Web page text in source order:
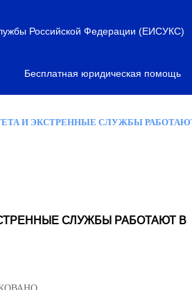
Российской Федерации (ЕИСУКС)
Бесплатная юридическая помощь
И ЭКСТРЕННЫЕ СЛУЖБЫ
СЛУЖБЫ РАБОТАЮТ В